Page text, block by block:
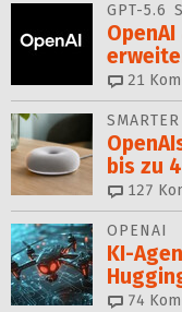
GPT-5.6
21
bis zu
127
OPENAI
KI-
74